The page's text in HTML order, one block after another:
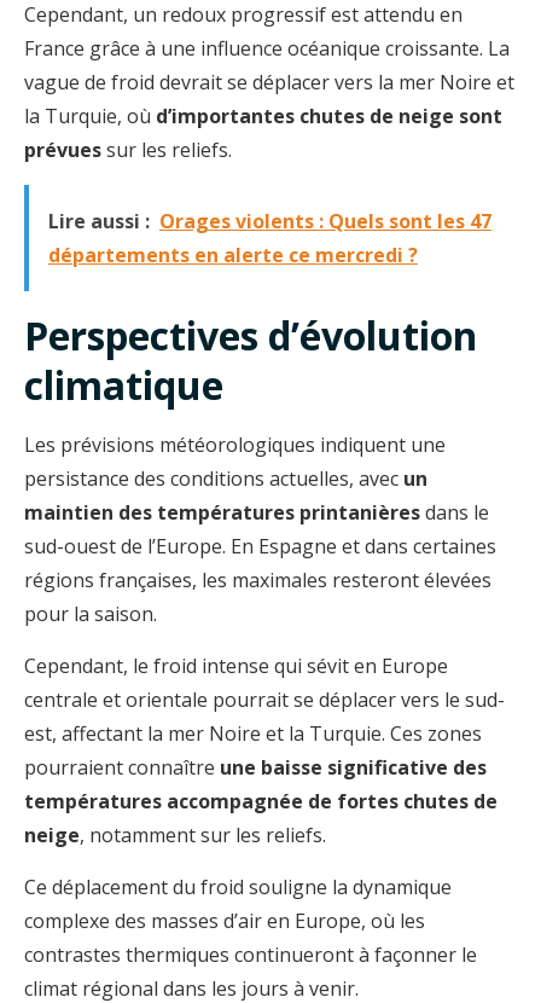
Cependant, un redoux progressif est attendu en
France grâce à une influence océanique croissante. La
vague de froid devrait se déplacer vers la mer Noire et
la Turquie, où d’importantes chutes de neige sont
prévuessur les reliefs.
Lire aussi : Orages violents : Quels sont les 47
départements en alerte ce mercredi ?
Perspectives d’évolution
climatique
Les prévisions météorologiques indiquent une
persistance des conditions actuelles, avec un
maintien des températures printanièresdans le
sud-ouest de l’Europe. En Espagne et dans certaines
régions françaises, les maximales resteront élevées
pour la saison.
Cependant, le froid intense qui sévit en Europe
centrale et orientale pourrait se déplacer vers le sud-
est, affectant la mer Noire et la Turquie. Ces zones
pourraient connaître une baisse significative des
températures accompagnée de fortes chutes de
neige, notamment sur les reliefs.
Ce déplacement du froid souligne la dynamique
complexe des masses d’air en Europe, où les
contrastes thermiques continueront à façonner le
climat régional dans les jours à venir.